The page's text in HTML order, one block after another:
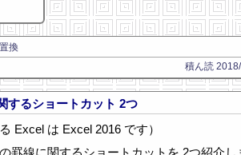
換
積ん読
するショートカット 2つ
Excel は Excel 2016 です）
罫線に関するショートカットを 2つ紹介し